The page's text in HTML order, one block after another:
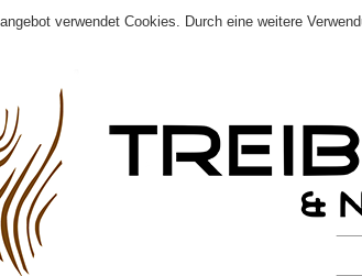
verwendet Cookies. Durch eine weitere